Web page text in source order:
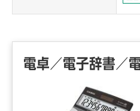
電卓／電子辞書／